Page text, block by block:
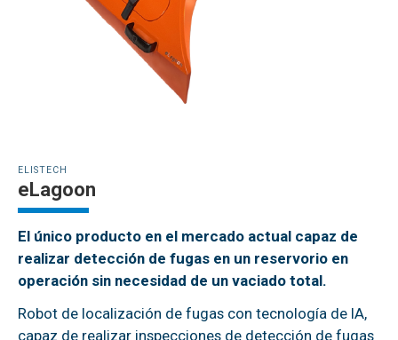
ELISTECH
eLagoon
El único producto en el mercado actual capaz de
realizar detección de fugas en un reservorio en
operación sin necesidad de un vaciado total.
Robot de localización de fugas con tecnología de IA,
capaz de realizar inspecciones de detección de fugas